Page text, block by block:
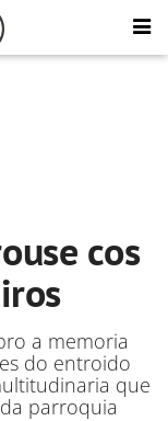
cos
a memoria
do entroido
que
parroquia